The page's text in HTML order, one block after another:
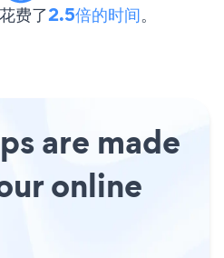
费了2.5倍的时间。
are made
online